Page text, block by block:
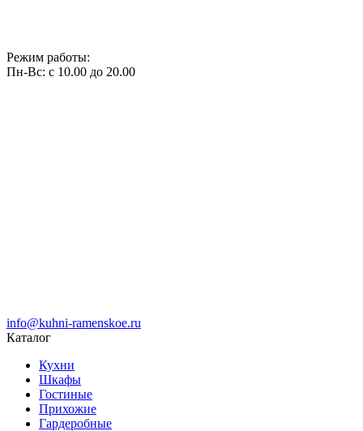
Режим работы:
Пн-Вс: с 10.00 до 20.00
info@kuhni-ramenskoe.ru
Каталог
Кухни
Шкафы
Гостиные
Прихожие
Гардеробные